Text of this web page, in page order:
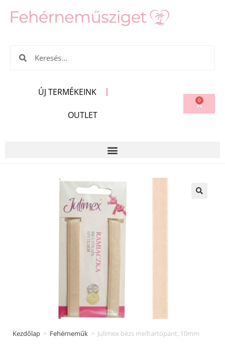
ÚJ TERMÉKEINK
OUTLET
0
Kezdőlap > Fehérneműk > Julimex bézs melltartópánt, 10mm